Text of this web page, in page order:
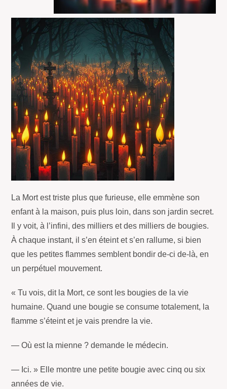
La Mort est triste plus que furieuse, elle emmène son
enfant à la maison, puis plus loin, dans son jardin secret.
Il y voit, à l’infini, des milliers et des milliers de bougies.
À chaque instant, il s’en éteint et s’en rallume, si bien
que les petites flammes semblent bondir de-ci de-là, en
un perpétuel mouvement.
« Tu vois, dit la Mort, ce sont les bougies de la vie
humaine. Quand une bougie se consume totalement, la
flamme s’éteint et je vais prendre la vie.
— Où est la mienne ? demande le médecin.
— Ici. » Elle montre une petite bougie avec cinq ou six
années de vie.